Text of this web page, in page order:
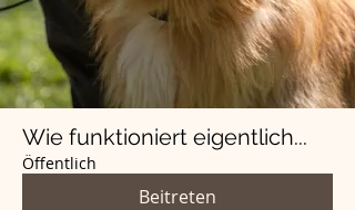
Wie funktioniert eigentlich...
Öffentlich
Beitreten